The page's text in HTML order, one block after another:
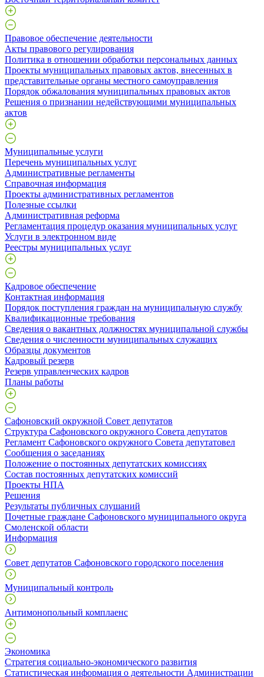
Правовое обеспечение деятельности
Акты правового регулирования
Политика в отношении обработки персональных данных
Проекты муниципальных правовых актов, внесенных в
представительные органы местного самоуправления
Порядок обжалования муниципальных правовых актов
Решения о признании недействующими муниципальных
актов
Муниципальные услуги
Перечень муниципальных услуг
Административные регламенты
Справочная информация
Проекты административных регламентов
Полезные ссылки
Административная реформа
Регламентация процедур оказания муниципальных услуг
Услуги в электронном виде
Реестры муниципальных услуг
Кадровое обеспечение
Контактная информация
Порядок поступления граждан на муниципальную службу
Квалификационные требования
Сведения о вакантных должностях муниципальной службы
Сведения о численности муниципальных служащих
Образцы документов
Кадровый резерв
Резерв управленческих кадров
Планы работы
Сафоновский окружной Совет депутатов
Структура Сафоновского окружного Совета депутатов
Регламент Сафоновского окружного Совета депутатовел
Сообщения о заседаниях
Положение о постоянных депутатских комиссиях
Состав постоянных депутатских комиссий
Проекты НПА
Решения
Результаты публичных слушаний
Почетные граждане Сафоновского муниципального округа
Смоленской области
Информация
Совет депутатов Сафоновского городского поселения
Муниципальный контроль
Антимонопольный комплаенс
Экономика
Стратегия социально-экономического развития
Статистическая информация о деятельности Администрации